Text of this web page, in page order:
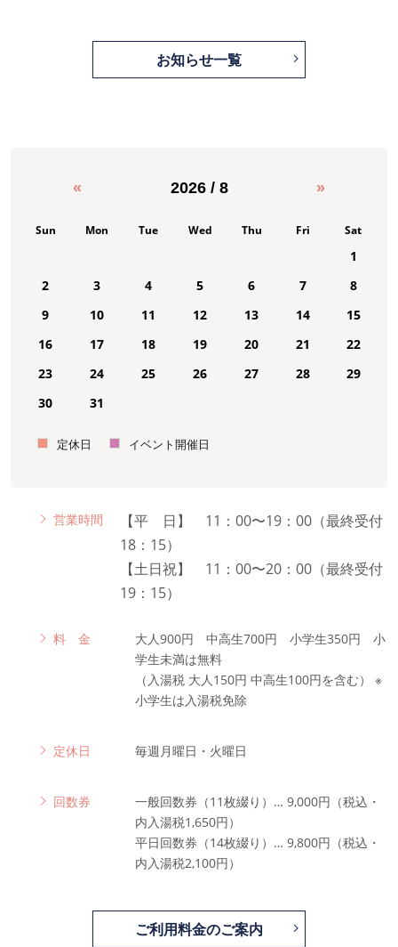
お知らせ一覧
« 2026 / 8 »
Sun Mon Tue Wed Thu Fri Sat
1
2
3 4 5 6 7
8
9
10 11 12 13 14
15
16
17 18 19 20 21
22
23
24 25 26 27 28
29
30
31
定休日 イベント開催日
営業時間
【平 日】 11：00〜19：00（最終受付
18：15）
【土日祝】 11：00〜20：00（最終受付
19：15）
料 金
大人900円 中高生700円 小学生350円 小
学生未満は無料
（入湯税 大人150円 中高生100円を含む） ※
小学生は入湯税免除
定休日 毎週月曜日・火曜日
回数券
一般回数券（11枚綴り）… 9,000円（税込・
内入湯税1,650円）
平日回数券（14枚綴り）… 9,800円（税込・
内入湯税2,100円）
ご利用料金のご案内